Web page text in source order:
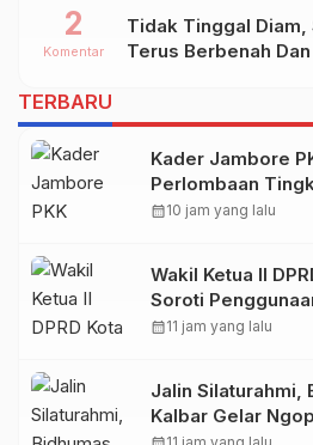
Kab.TUBAN
Tidak Tinggal Diam,
Terus Berbenah
2
Komentar
TERBARU
Kader Jambore
Perlombaan
Samosir
calendar_month10 jam yang lalu
Wakil Ketua II
Soroti
Tahun Terakhir
calendar_month11 jam yang lalu
Jalin Silaturahmi,
Kalbar Gelar
Awak Media